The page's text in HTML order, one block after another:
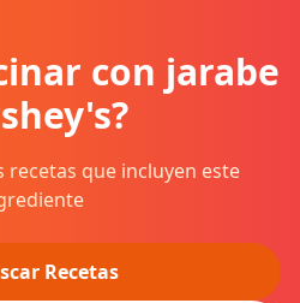
con jarabe
recetas que incluyen este
Recetas